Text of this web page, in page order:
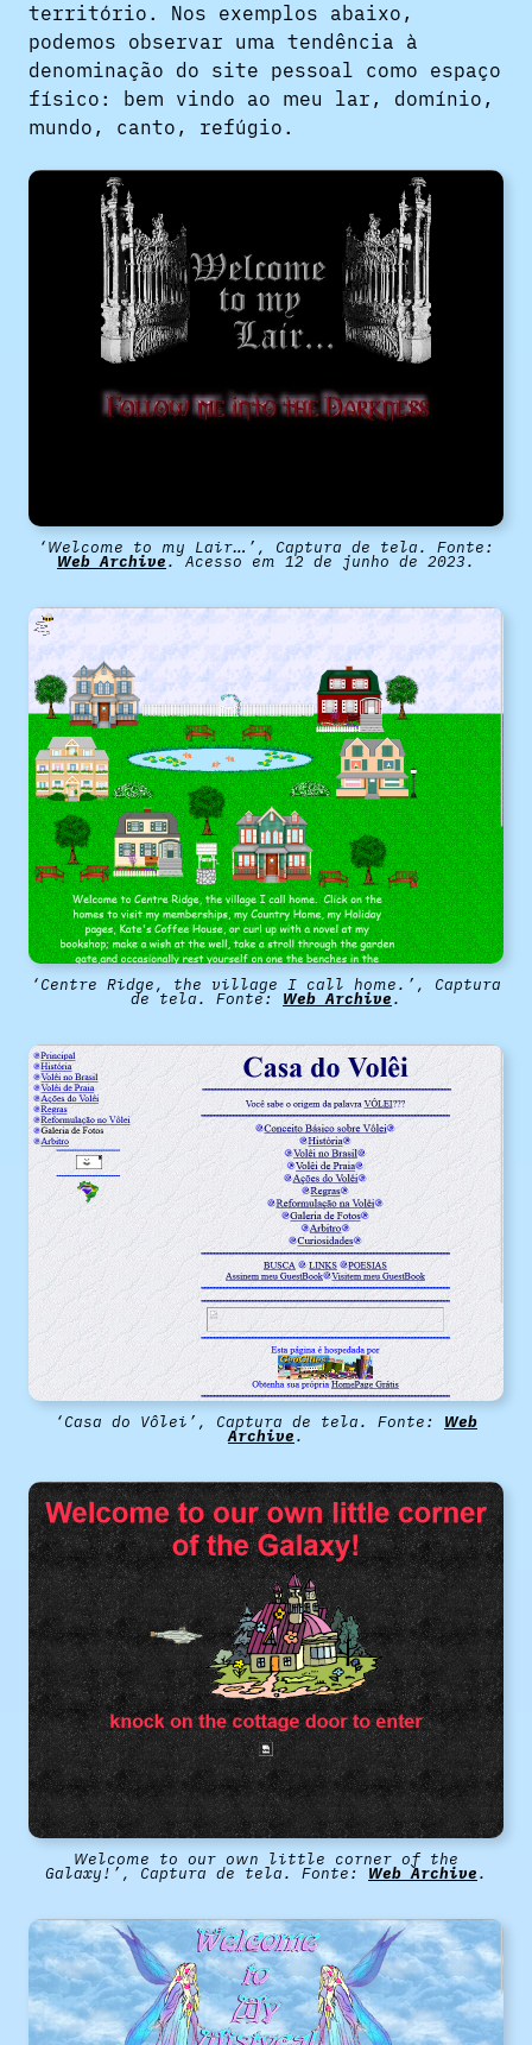
território. Nos exemplos abaixo,
podemos observar uma tendência à
denominação do site pessoal como espaço
físico: bem vindo ao meu lar, domínio,
mundo, canto, refúgio.
‘Welcome to my Lair…’, Captura de tela. Fonte:
Web Archive. Acesso em 12 de junho de 2023.
‘Centre Ridge, the village I call home.’, Captura
de tela. Fonte: Web Archive.
‘Casa do Vôlei’, Captura de tela. Fonte: Web
Archive.
Welcome to our own little corner of the
Galaxy!’, Captura de tela. Fonte: Web Archive.